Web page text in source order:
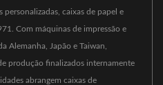
personalizadas, caixas de papel e
Com máquinas de impressão e
Alemanha, Japão e Taiwan,
produção finalizados internamente
abrangem caixas de